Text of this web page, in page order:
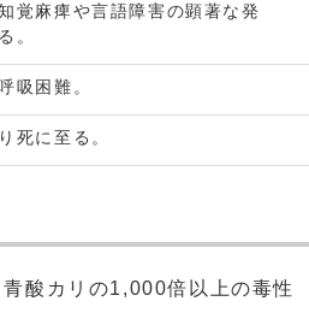
覚麻痺や言語障害の顕著な発
。
吸困難。
死に至る。
酸カリの1,000倍以上の毒性